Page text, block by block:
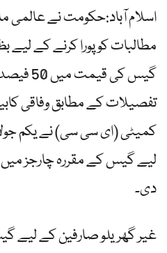
اسلام آباد:حکومت نے عالمی
مطالبات کو پورا کرنے کے لیے
گیس کی قیمت میں 50 فیصد اضافہ کر دیا ہے۔
تفصیلات کے مطابق وفاقی
کمیٹی (ای سی سی) نے یکم
لیے گیس کے مقررہ چارجز
دی۔